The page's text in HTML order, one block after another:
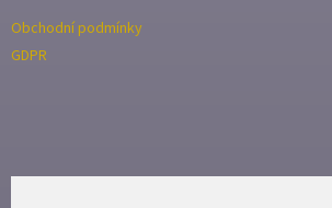
Obchodní podmínky
GDPR